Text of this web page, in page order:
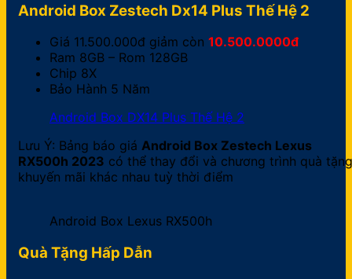
Android Box Zestech Dx14 Plus Thế Hệ 2
Giá 11.500.000đ giảm còn 10.500.0000đ
Ram 8GB – Rom 128GB
Chip 8X
Bảo Hành 5 Năm
Android Box DX14 Plus Thế Hệ 2
Lưu Ý: Bảng báo giá Android Box Zestech Lexus
RX500h 2023 có thể thay đổi và chương trình quà tặng
khuyến mãi khác nhau tuỳ thời điểm
Android Box Lexus RX500h
Quà Tặng Hấp Dẫn